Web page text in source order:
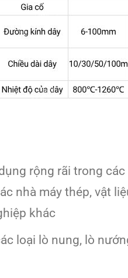
rộng rãi trong
nhà máy thép, vật
khác
loại lò nung, lò